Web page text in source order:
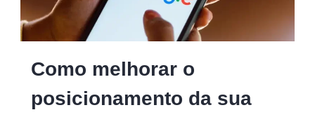
Como melhorar o
posicionamento da sua